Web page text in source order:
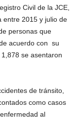
Civil de la JCE,
entre 2015 y julio de
personas que
acuerdo con su
se asentaron
de tránsito,
como casos
al